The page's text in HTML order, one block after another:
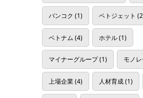
バンコク (1) ベトジェット
ベトナム (4) ホテル(1)
マイナーグループ(1) モノ
上場企業(4) 人材育成(1)